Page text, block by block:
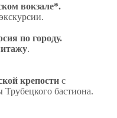
вокзале*.
по городу.
.
крепости с
бастиона.